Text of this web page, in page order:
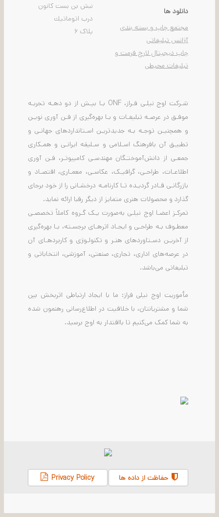
نبش بن بست كانون
درب اتوماتيك
پلاک ۶
دانلود ها
مجتمع چاپ و بسته بندی
آژانس تبلیغاتی
چاپ دیجیتال لارج فرمت و
تبلیغات محیطی
شـرکت اوج نیلـی فـراز، ONF بـا بیـش از دو دهـه تجربـه
موفـق در عرصـه تبلیغـات و بـا بهره‌گیری از فـن آوری نویـن
و همچنیـن توجـه بـه جدیدتریـن اسـتانداردهای جهانـی و
تطبیـق آن بافرهنگ اسـلامی و سـلیقه ایرانـی و همـکاری
جمعـی از دانش‌آموختـگان مهندسـی کامپیوتـر، فـن آوری
اطلاعـات، طراحـی، گرافیـک، عکاسـی، معمـاری، اقتصـاد و
بازرگانـی قـادر گردیـده تـا کارنامـه درخشـانی را از خود برجای
گذارد و محصولات هنری متمایز از دیگر رقبا ارائه نماید.
تمرکـز اعضـا اوج نیلـی به‌صورت یـک گـروه کاملاً تخصصـی
معطـوف بـه طراحـی و ایجـاد اثرهـای برجسـته، بـا بهره‌گیری
از آخریـن دسـتاوردهای هنـر و تکنولـوژی و کاربردهـای آن
در عرصه‌های اداری، تجاری، صنعتی، آموزشی، انتخاباتی و
تبلیغاتی می‌باشد.
مأموریت اوج نیلی فراز: ما با ایجاد ارتباطی اثربخش بین
شما و مشتریانتان، با خلاقیت در اطلاع‌رسانی رهنمون شده
به شما کمک می‌کنیم تا بااقتدار به اوج برسید.
حفاظت از داده ها Privacy Policy